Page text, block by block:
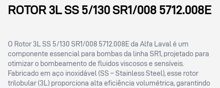
ROTOR 3L SS 5/130 SR1/008 5712.008E
O Rotor 3L SS 5/130 SR1/008 5712.008E da Alfa Laval é um
componente essencial para bombas da linha SR1, projetado para
otimizar o bombeamento de fluidos viscosos e sensíveis.
Fabricado em aço inoxidável (SS – Stainless Steel), esse rotor
trilobular (3L) proporciona alta eficiência volumétrica, garantindo